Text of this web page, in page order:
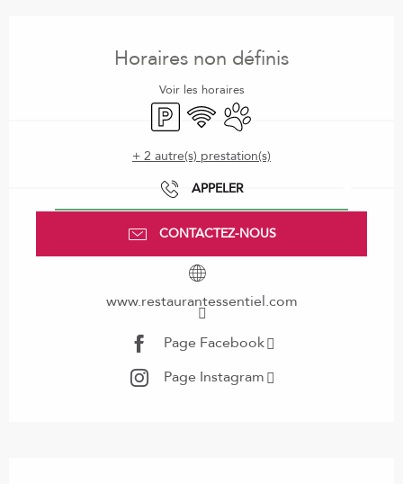
Horaires non définis
Voir les horaires
ParkingWiFi Animaux acceptés
+ 2 autre(s) prestation(s)
APPELER
CONTACTEZ-NOUS
www.restaurantessentiel.com
Page Facebook
Page Instagram